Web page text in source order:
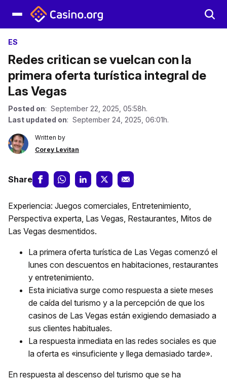
ES
Redes critican se vuelcan con la
primera oferta turística integral de
Las Vegas
Posted on: September 22, 2025, 05:58h.
Last updated on: September 24, 2025, 06:01h.
Written by
Corey Levitan
Share
Experiencia: Juegos comerciales, Entretenimiento,
Perspectiva experta, Las Vegas, Restaurantes, Mitos de
Las Vegas desmentidos.
La primera oferta turística de Las Vegas comenzó el
lunes con descuentos en habitaciones, restaurantes
y entretenimiento.
Esta iniciativa surge como respuesta a siete meses
de caída del turismo y a la percepción de que los
casinos de Las Vegas están exigiendo demasiado a
sus clientes habituales.
La respuesta inmediata en las redes sociales es que
la oferta es «insuficiente y llega demasiado tarde».
En respuesta al descenso del turismo que se ha